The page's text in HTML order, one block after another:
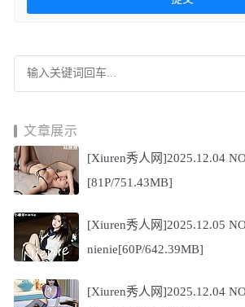
文章展示
[Xiuren秀人网]2025.12.04
[81P/751.43MB]
[Xiuren秀人网]2025.12.05
nienie[60P/642.39MB]
[Xiuren秀人网]2025.12.04